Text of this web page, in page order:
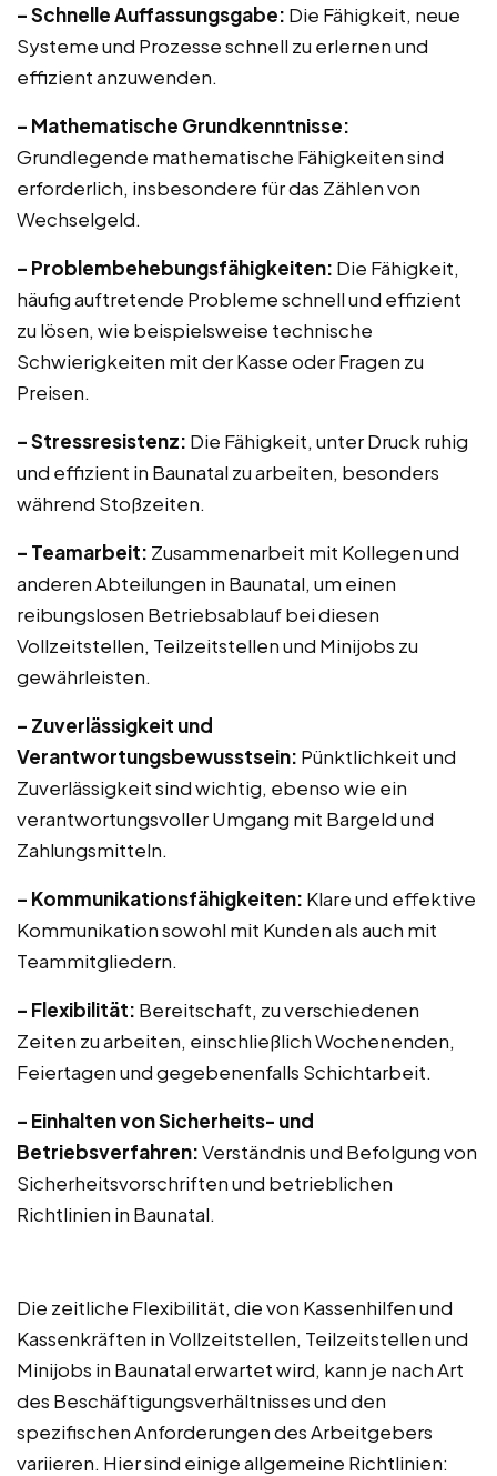
– Schnelle Auffassungsgabe: Die Fähigkeit, neue
Systeme und Prozesse schnell zu erlernen und
effizient anzuwenden.
– Mathematische Grundkenntnisse:
Grundlegende mathematische Fähigkeiten sind
erforderlich, insbesondere für das Zählen von
Wechselgeld.
– Problembehebungsfähigkeiten: Die Fähigkeit,
häufig auftretende Probleme schnell und effizient
zu lösen, wie beispielsweise technische
Schwierigkeiten mit der Kasse oder Fragen zu
Preisen.
– Stressresistenz: Die Fähigkeit, unter Druck ruhig
und effizient in Baunatal zu arbeiten, besonders
während Stoßzeiten.
– Teamarbeit: Zusammenarbeit mit Kollegen und
anderen Abteilungen in Baunatal, um einen
reibungslosen Betriebsablauf bei diesen
Vollzeitstellen, Teilzeitstellen und Minijobs zu
gewährleisten.
– Zuverlässigkeit und
Verantwortungsbewusstsein: Pünktlichkeit und
Zuverlässigkeit sind wichtig, ebenso wie ein
verantwortungsvoller Umgang mit Bargeld und
Zahlungsmitteln.
– Kommunikationsfähigkeiten: Klare und effektive
Kommunikation sowohl mit Kunden als auch mit
Teammitgliedern.
– Flexibilität: Bereitschaft, zu verschiedenen
Zeiten zu arbeiten, einschließlich Wochenenden,
Feiertagen und gegebenenfalls Schichtarbeit.
– Einhalten von Sicherheits- und
Betriebsverfahren:Verständnis und Befolgung von
Sicherheitsvorschriften und betrieblichen
Richtlinien in Baunatal.
Die zeitliche Flexibilität, die von Kassenhilfen und
Kassenkräften in Vollzeitstellen, Teilzeitstellen und
Minijobs in Baunatal erwartet wird, kann je nach Art
des Beschäftigungsverhältnisses und den
spezifischen Anforderungen des Arbeitgebers
variieren. Hier sind einige allgemeine Richtlinien: